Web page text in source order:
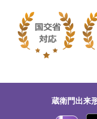
蔵衛門出来